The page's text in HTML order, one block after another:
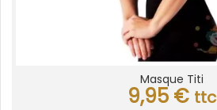
Masque Titi
9,95 € ttc